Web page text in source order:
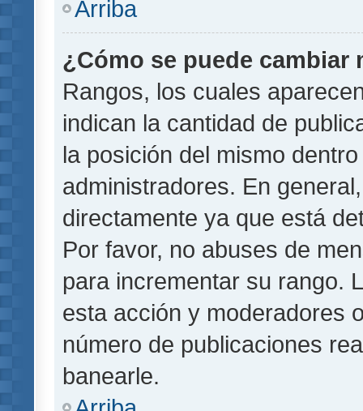
Arriba
¿Cómo se puede cambiar
Rangos, los cuales
indican la cantidad de
la posición del mismo
administradores. En
directamente ya que está
Por favor, no abuses de
para incrementar su rango.
esta acción y moderadores
número de publicaciones
banearle.